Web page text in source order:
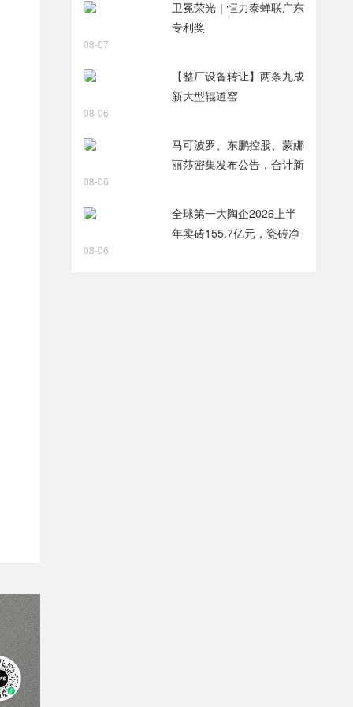
卫冕荣光｜恒力泰蝉联广东
专利奖
08-07
【整厂设备转让】两条九成
新大型辊道窑
08-06
马可波罗、东鹏控股、蒙娜
丽莎密集发布公告，合计新
08-06
全球第一大陶企2026上半
年卖砖155.7亿元，瓷砖净
08-06